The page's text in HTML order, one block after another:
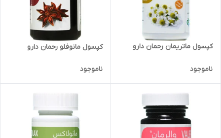
کپسول ماتریمان رحمان دارو
ناموجود
کپسول مانوفلو رحمان دارو
ناموجود